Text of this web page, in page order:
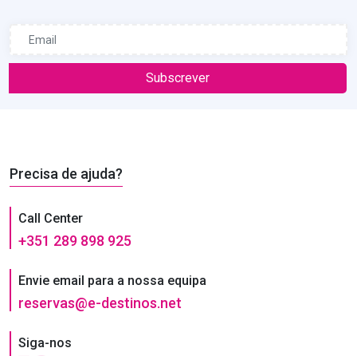
Subscrever
Precisa de ajuda?
Call Center
+351 289 898 925
Envie email para a nossa equipa
reservas@e-destinos.net
Siga-nos